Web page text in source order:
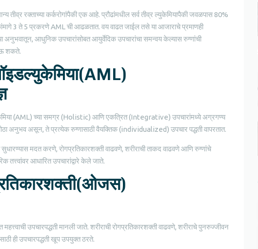
तीव्र रक्ताच्या कर्करोगांपैकी एक आहे. प्रौढांमधील सर्व तीव्र ल्युकेमियापैकी जवळपास 80%
3 ते 5 प्रकरणे AML ची आढळतात. वय वाढत जाईल तसे या आजाराचे प्रमाणही
अनुभवातून, आधुनिक उपचारांसोबत आयुर्वेदिक उपचारांचा समन्वय केल्यास रुग्णांची
शकते.
(AML) च्या समग्र (Holistic) आणि एकत्रित (Integrative) उपचारांमध्ये अग्रगण्य
अनुभव असून, ते प्रत्येक रुग्णासाठी वैयक्तिक (individualized) उपचार पद्धती वापरतात.
मदत करणे, रोगप्रतिकारशक्ती वाढवणे, शरीराची ताकद वाढवणे आणि रुग्णांचे
आधारित उपचारांद्वारे केले जाते.
उपचारपद्धती मानली जाते. शरीराची रोगप्रतिकारशक्ती वाढवणे, शरीराचे पुनरुज्जीवन
ही उपचारपद्धती खूप उपयुक्त ठरते.